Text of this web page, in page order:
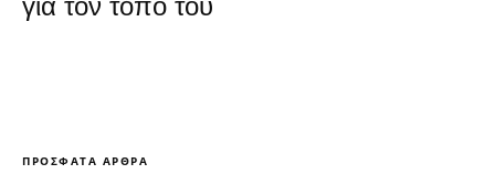
για τον τόπο του
ΠΡΌΣΦΑΤΑ ΆΡΘΡΑ